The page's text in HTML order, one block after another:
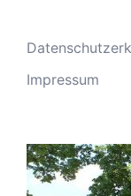
Impressum